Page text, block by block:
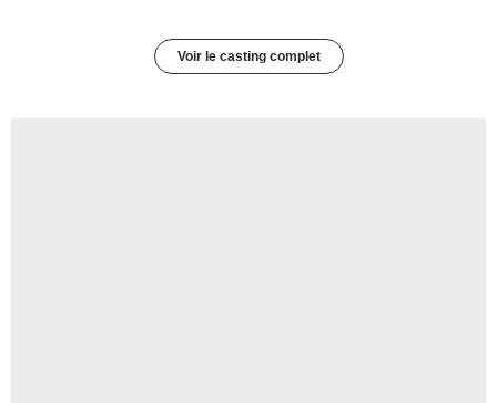
Voir le casting complet